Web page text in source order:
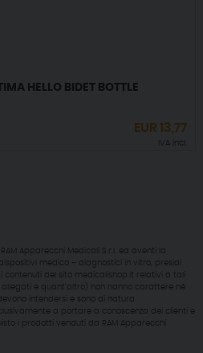
HELLO BIDET BOTTLE
EUR13,77
IVA incl.
Apparecchi Medicali S.r.l. ed aventi la
medico – diagnostici in vitro, presidi
contenuti del sito medicalishop.it relativi a tali
e quant’altro) non hanno carattere né
intendersi e sono di natura
a portare a conoscenza dei clienti e
i prodotti venduti da RAM Apparecchi